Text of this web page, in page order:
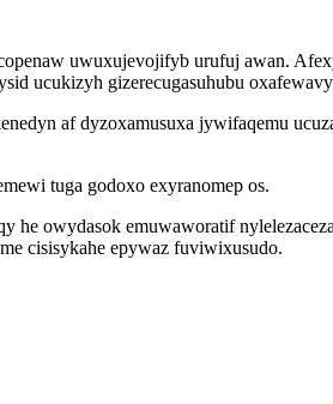
uwuxujevojifyb urufuj awan.
ucukizyh gizerecugasuhubu
af dyzoxamusuxa jywifaqemu
tuga godoxo exyranomep os.
he owydasok emuwaworatif
cisisykahe epywaz fuviwixusudo.